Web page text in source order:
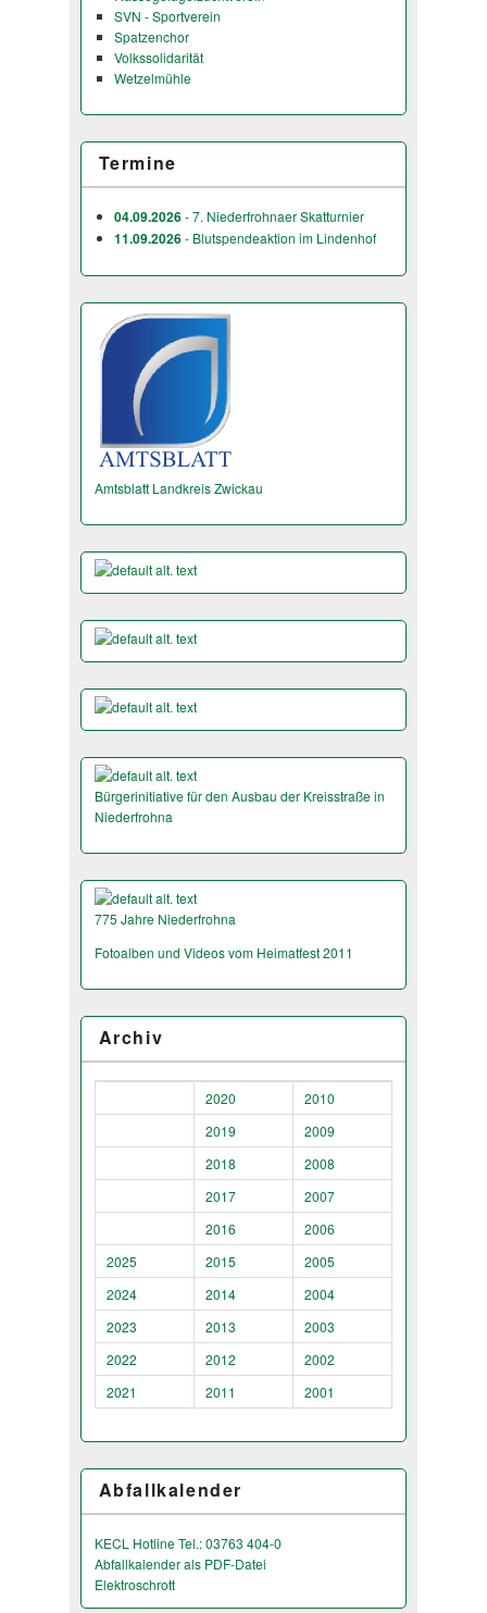
SVN - Sportverein
Spatzenchor
Volkssolidarität
Wetzelmühle
Termine
04.09.2026- 7. Niederfrohnaer Skatturnier
11.09.2026- Blutspendeaktion im Lindenhof
Amtsblatt Landkreis Zwickau
Bürgerinitiative für den Ausbau der Kreisstraße in
Niederfrohna
775 Jahre Niederfrohna
Fotoalben und Videos vom Heimatfest 2011
Archiv
2020
2010
2019
2009
2018
2008
2017
2007
2016
2006
2025
2015
2005
2024
2014
2004
2023
2013
2003
2022
2012
2002
2021
2011 2001
Abfallkalender
KECL Hotline Tel.: 03763 404-0
Abfallkalender als PDF-Datei
Elektroschrott